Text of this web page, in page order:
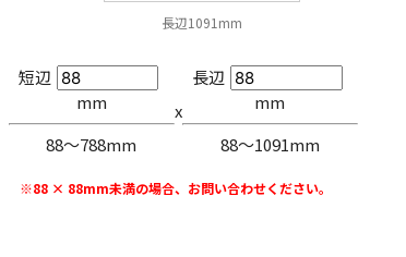
長辺1091mm
短辺
mm
88〜788mm
x
長辺
mm
88〜1091mm
※88 × 88mm未満の場合、お問い合わせください。